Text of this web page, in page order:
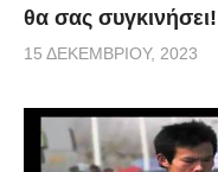
θα σας συγκινήσει!
15 ΔΕΚΕΜΒΡΊΟΥ, 2023